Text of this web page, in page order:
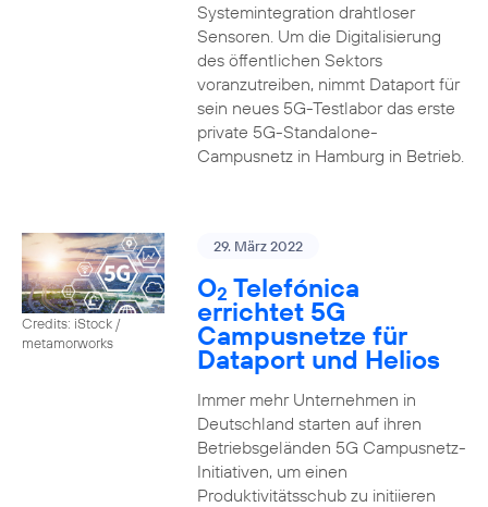
Systemintegration drahtloser
Sensoren. Um die Digitalisierung
des öffentlichen Sektors
voranzutreiben, nimmt Dataport für
sein neues 5G-Testlabor das erste
private 5G-Standalone-
Campusnetz in Hamburg in Betrieb.
Credits: iStock /
metamorworks
29. März 2022
O2 Telefónica
errichtet 5G
Campusnetze für
Dataport und Helios
Immer mehr Unternehmen in
Deutschland starten auf ihren
Betriebsgeländen 5G Campusnetz-
Initiativen, um einen
Produktivitätsschub zu initiieren